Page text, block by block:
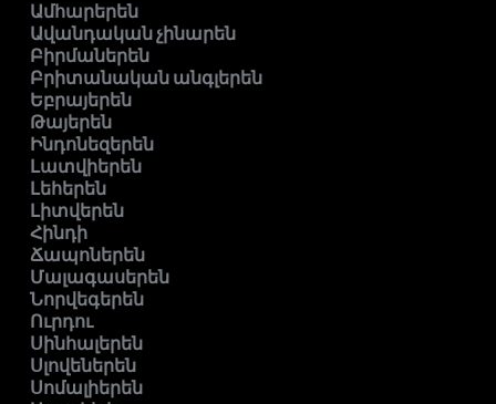
Ամհարերեն
Ավանդական չինարեն
Բիրմաներեն
Բրիտանական անգլերեն
Եբրայերեն
Թայերեն
Ինդոնեզերեն
Լատվիերեն
Լեհերեն
Լիտվերեն
Հինդի
Ճապոներեն
Մալագասերեն
Նորվեգերեն
Ուրդու
Սինհալերեն
Սլովեներեն
Սոմալիերեն